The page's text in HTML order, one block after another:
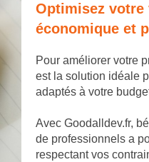
Optimisez votre
économique et
Pour améliorer votre
est la solution idéale
adaptés à votre
Avec Goodalldev.fr,
de professionnels a
respectant vos